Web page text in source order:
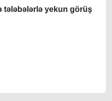
tələbələrlə yekun görüş